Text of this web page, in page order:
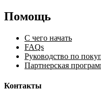
Помощь
С чего начать
FAQs
Руководство по
Партнерская
Контакты